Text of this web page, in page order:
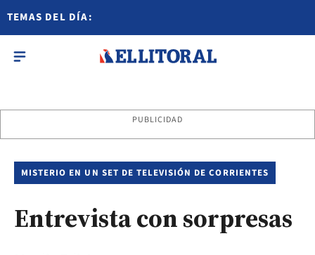
TEMAS DEL DÍA:
PUBLICIDAD
MISTERIO EN UN SET DE TELEVISIÓN DE CORRIENTES
Entrevista con sorpresas